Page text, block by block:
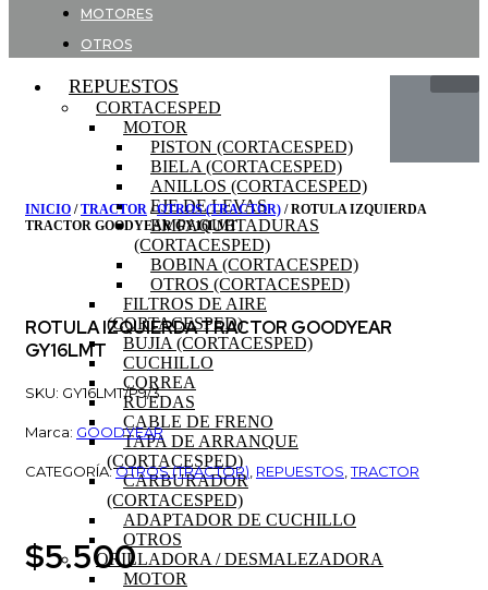
MOTORES
OTROS
REPUESTOS
CORTACESPED
MOTOR
PISTON (CORTACESPED)
BIELA (CORTACESPED)
ANILLOS (CORTACESPED)
EJE DE LEVAS
EMPAQUETADURAS
(CORTACESPED)
BOBINA (CORTACESPED)
OTROS (CORTACESPED)
FILTROS DE AIRE
(CORTACESPED)
BUJIA (CORTACESPED)
CUCHILLO
CORREA
RUEDAS
CABLE DE FRENO
TAPA DE ARRANQUE
(CORTACESPED)
CARBURADOR
(CORTACESPED)
ADAPTADOR DE CUCHILLO
OTROS
ORILLADORA / DESMALEZADORA
MOTOR
INICIO /TRACTOR /OTROS (TRACTOR) / ROTULA IZQUIERDA
TRACTOR GOODYEAR GY16LMT
ROTULA IZQUIERDA TRACTOR GOODYEAR
GY16LMT
SKU: GY16LMT/P9/3
Marca: GOODYEAR
CATEGORÍA:OTROS (TRACTOR) REPUESTOS ,TRACTOR
$5.500